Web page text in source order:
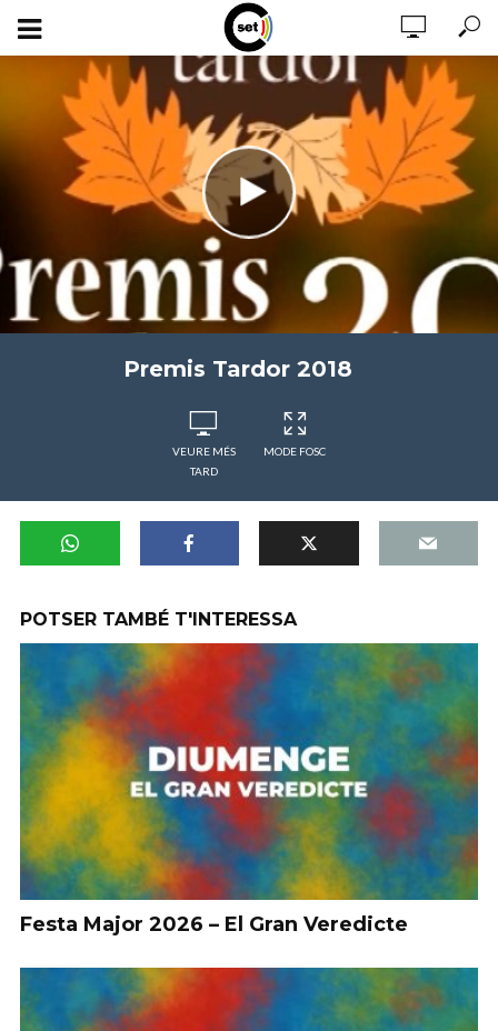
Premis Tardor 2018
VEURE MÉS
TARD
MODE FOSC
POTSER TAMBÉ T'INTERESSA
Festa Major 2026 – El Gran Veredicte